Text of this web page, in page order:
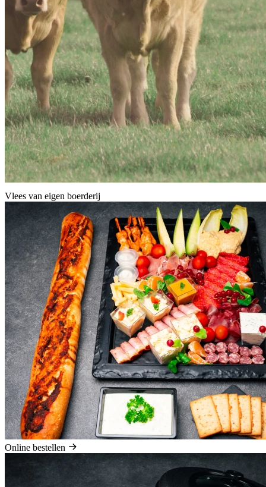
Vlees van eigen boerderij
Online bestellen